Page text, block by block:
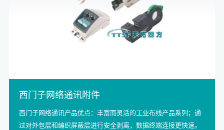
西门子网络通讯附件
西门子网络通讯产品优点：丰富而灵活的工业布线产品系列；通
过对外包层和编织屏蔽层进行安全剥离，数据终端连接更快速。